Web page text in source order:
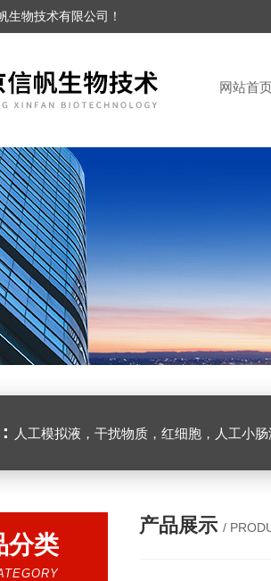
生物技术有限公司！
网站首
人工模拟液，干扰物质，红细胞，人工小
分类
产品展示 /